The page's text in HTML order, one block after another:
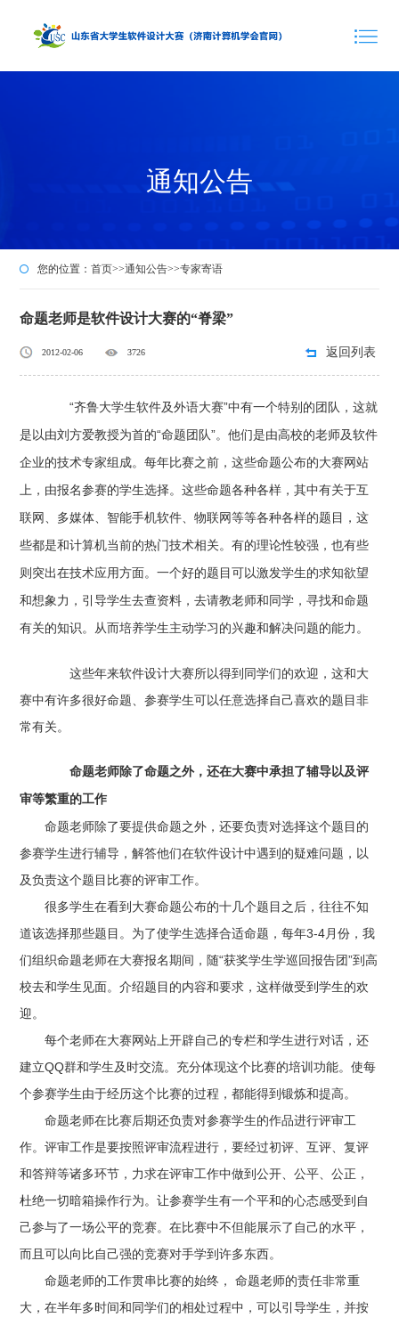
通知公告
您的位置：首页>>通知公告>>专家寄语
命题老师是软件设计大赛的“脊梁”
2012-02-06 3726 返回列表
“齐鲁大学生软件及外语大赛”中有一个特别的团队，这就
是以由刘方爱教授为首的“命题团队”。他们是由高校的老师及软件
企业的技术专家组成。每年比赛之前，这些命题公布的大赛网站
上，由报名参赛的学生选择。这些命题各种各样，其中有关于互
联网、多媒体、智能手机软件、物联网等等各种各样的题目，这
些都是和计算机当前的热门技术相关。有的理论性较强，也有些
则突出在技术应用方面。一个好的题目可以激发学生的求知欲望
和想象力，引导学生去查资料，去请教老师和同学，寻找和命题
有关的知识。从而培养学生主动学习的兴趣和解决问题的能力。
这些年来软件设计大赛所以得到同学们的欢迎，这和大
赛中有许多很好命题、参赛学生可以任意选择自己喜欢的题目非
常有关。
命题老师除了命题之外，还在大赛中承担了辅导以及评
审等繁重的工作
命题老师除了要提供命题之外，还要负责对选择这个题目的
参赛学生进行辅导，解答他们在软件设计中遇到的疑难问题，以
及负责这个题目比赛的评审工作。
很多学生在看到大赛命题公布的十几个题目之后，往往不知
道该选择那些题目。为了使学生选择合适命题，每年3-4月份，我
们组织命题老师在大赛报名期间，随“获奖学生学巡回报告团”到高
校去和学生见面。介绍题目的内容和要求，这样做受到学生的欢
迎。
每个老师在大赛网站上开辟自己的专栏和学生进行对话，还
建立QQ群和学生及时交流。充分体现这个比赛的培训功能。使每
个参赛学生由于经历这个比赛的过程，都能得到锻炼和提高。
命题老师在比赛后期还负责对参赛学生的作品进行评审工
作。评审工作是要按照评审流程进行，要经过初评、互评、复评
和答辩等诸多环节，力求在评审工作中做到公开、公平、公正，
杜绝一切暗箱操作行为。让参赛学生有一个平和的心态感受到自
己参与了一场公平的竞赛。在比赛中不但能展示了自己的水平，
而且可以向比自己强的竞赛对手学到许多东西。
命题老师的工作贯串比赛的始终， 命题老师的责任非常重
大，在半年多时间和同学们的相处过程中，可以引导学生，并按